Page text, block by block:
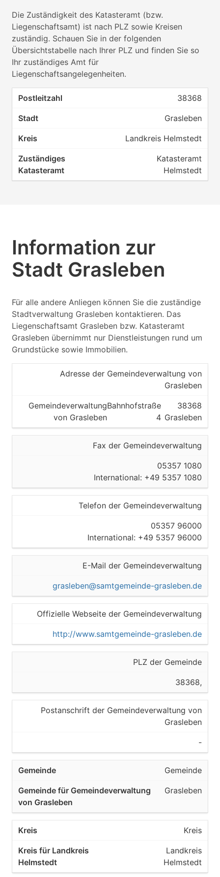
Die Zuständigkeit des Katasteramt (bzw.
Liegenschaftsamt) ist nach PLZ sowie Kreisen
zuständig. Schauen Sie in der folgenden
Übersichtstabelle nach Ihrer PLZ und finden Sie so
Ihr zuständiges Amt für
Liegenschaftsangelegenheiten.
38368
Grasleben
Landkreis Helmstedt
Katasteramt
Helmstedt
Information zur
Stadt Grasleben
Für alle andere Anliegen können Sie die zuständige
Stadtverwaltung Grasleben kontaktieren. Das
Liegenschaftsamt Grasleben bzw. Katasteramt
Grasleben übernimmt nur Dienstleistungen rund um
Grundstücke sowie Immobilien.
Adresse der Gemeindeverwaltung von
Grasleben
Gemeindeverwaltung
von Grasleben
Bahnhofstraße
4
38368
Grasleben
Fax der Gemeindeverwaltung
05357 1080
International: +49 5357 1080
Telefon der Gemeindeverwaltung
05357 96000
International: +49 5357 96000
E-Mail der Gemeindeverwaltung
grasleben@samtgemeinde-grasleben.de
Offizielle Webseite der Gemeindeverwaltung
http://www.samtgemeinde-grasleben.de
PLZ der Gemeinde
38368,
Postanschrift der Gemeindeverwaltung von
Grasleben
-
Gemeinde
Grasleben
Kreis
Landkreis
Helmstedt